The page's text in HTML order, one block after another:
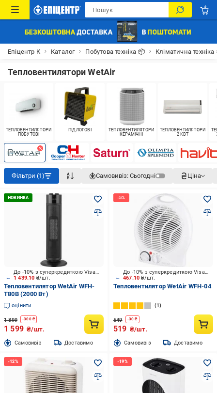
Епіцентр К Каталог Побутова техніка 📦 Кліматична
Тепловентилятори WetAir
ТЕПЛОВЕНТИЛЯТОРИ
ПОБУТОВІ
ПІДЛОГОВІ
ТЕПЛОВЕНТИЛЯТОРИ
КЕРАМІЧНІ
ТЕПЛОВЕНТИЛЯТОРИ
2 КВТ
Фільтри (1) Самовивіз: Сьогодні Ціна
1 439.10 ₴/шт.
До -10% з суперкредиткою Visa Вигода
Тепловентилятор WetAir WFH-
T80B (2000 Вт)
оцінити
1 899 -300₴
1 599 ₴/шт.
Cамовивіз Доставимо
467.10₴/шт.
До -10% з суперкредиткою Visa Вигода
Тепловентилятор WetAir WFH-04
1
549 -30 ₴
519 ₴/шт.
Cамовивіз Доставимо